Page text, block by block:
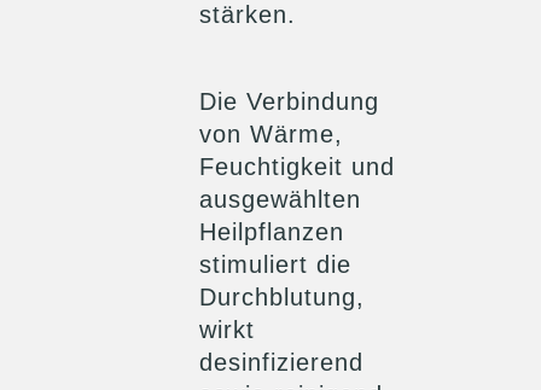
stärken.
Die Verbindung
von Wärme,
Feuchtigkeit und
ausgewählten
Heilpflanzen
stimuliert die
Durchblutung,
wirkt
desinfizierend